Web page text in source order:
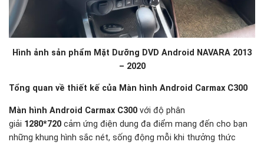
Hình ảnh sản phẩm Mặt Dưỡng DVD Android NAVARA 2013
– 2020
Tổng quan về thiết kế của Màn hình Android Carmax C300
Màn hình Android Carmax C300 với độ phân
giải 1280*720 cảm ứng điện dung đa điểm mang đến cho bạn
những khung hình sắc nét, sống động mỗi khi thưởng thức